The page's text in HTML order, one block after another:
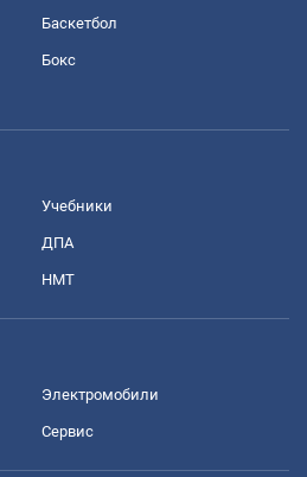
Баскетбол
Бокс
Учебники
ДПА
НМТ
Электромобили
Сервис